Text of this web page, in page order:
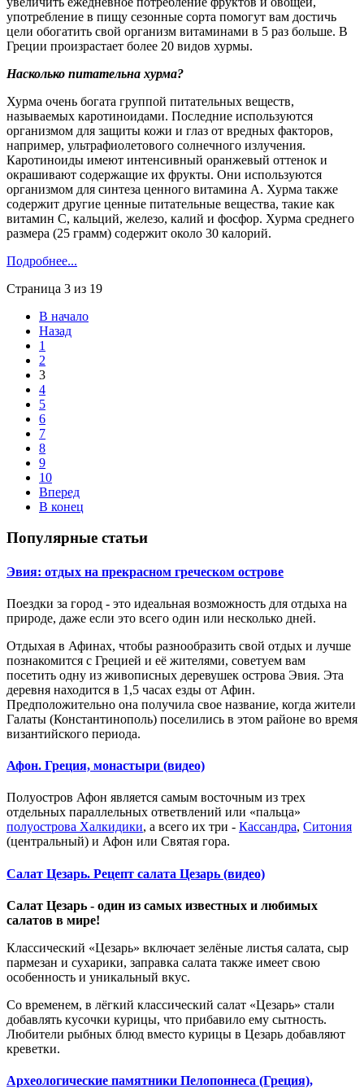
употребление в пищу сезонные сорта помогут вам достичь
цели обогатить свой организм витаминами в 5 раз больше. В
Греции произрастает более 20 видов хурмы.
Насколько питательна хурма?
Хурма очень богата группой питательных веществ,
называемых каротиноидами. Последние используются
организмом для защиты кожи и глаз от вредных факторов,
например, ультрафиолетового солнечного излучения.
Каротиноиды имеют интенсивный оранжевый оттенок и
окрашивают содержащие их фрукты. Они используются
организмом для синтеза ценного витамина А. Хурма также
содержит другие ценные питательные вещества, такие как
витамин С, кальций, железо, калий и фосфор. Хурма среднего
размера (25 грамм) содержит около 30 калорий.
Подробнее...
Страница 3 из 19
В начало
Назад
1
2
3
4
5
6
7
8
9
10
Вперед
В конец
Популярные статьи
Эвия: отдых на прекрасном греческом острове
Поездки за город - это идеальная возможность для отдыха на
природе, даже если это всего один или несколько дней.
Отдыхая в Афинах, чтобы разнообразить свой отдых и лучше
познакомится с Грецией и её жителями, советуем вам
посетить одну из живописных деревушек острова Эвия. Эта
деревня находится в 1,5 часах езды от Афин.
Предположительно она получила свое название, когда жители
Галаты (Константинополь) поселились в этом районе во время
византийского периода.
Афон. Греция, монастыри (видео)
Полуостров Афон является самым восточным из трех
отдельных параллельных ответвлений или «пальца»
полуострова Халкидики, а всего их три - Кассандра, Ситония
(центральный) и Афон или Святая гора.
Салат Цезарь. Рецепт салата Цезарь (видео)
Салат Цезарь - один из самых известных и любимых
салатов в мире!
Классический «Цезарь» включает зелёные листья салата, сыр
пармезан и сухарики, заправка салата также имеет свою
особенность и уникальный вкус.
Со временем, в лёгкий классический салат «Цезарь» стали
добавлять кусочки курицы, что прибавило ему сытность.
Любители рыбных блюд вместо курицы в Цезарь добавляют
креветки.
Археологические памятники Пелопоннеса (Греция),